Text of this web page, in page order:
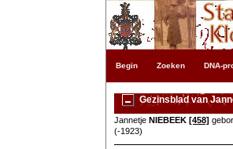
Begin Zoeken DNA-
Gezinsblad van
JannetjeNIEBEEK [458]
(-1923)